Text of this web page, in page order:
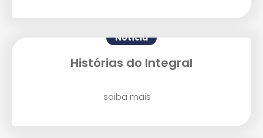
Notícia
Histórias do Integral
saiba mais
Agende uma visita